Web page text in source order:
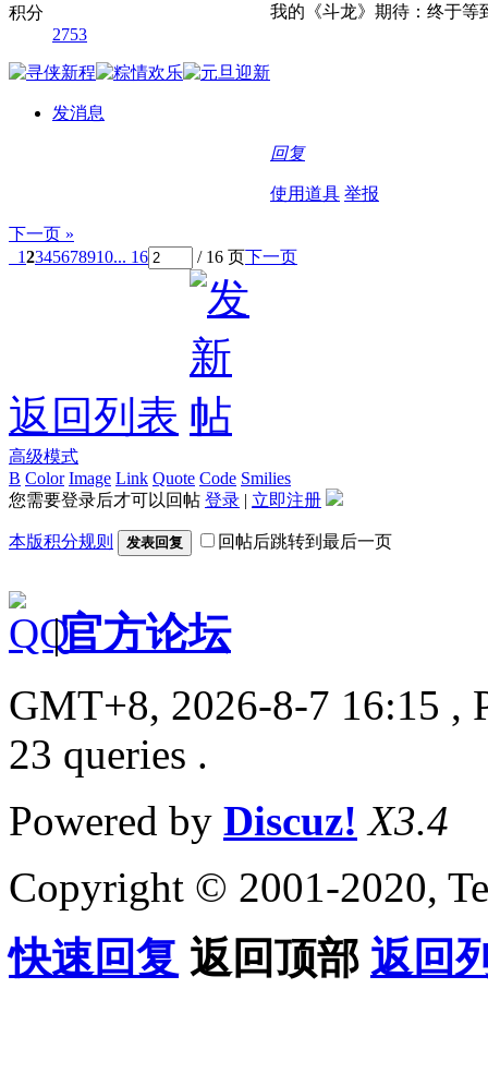
积分
2753
发消息
我的《斗龙》期待：终于等
回复
使用道具 举报
下一页 »
12345678910... 16 / 16 页下一页
返回列表
高级模式
B Color Image Link Quote Code Smilies
您需要登录后才可以回帖 登录 | 立即注册
本版积分规则 发表回复 回帖后跳转到最后一页
|官方论坛
GMT+8, 2026-8-7 16:15 ,
23 queries .
Powered by Discuz! X3.4
Copyright © 2001-2020,
快速回复 返回顶部 返回